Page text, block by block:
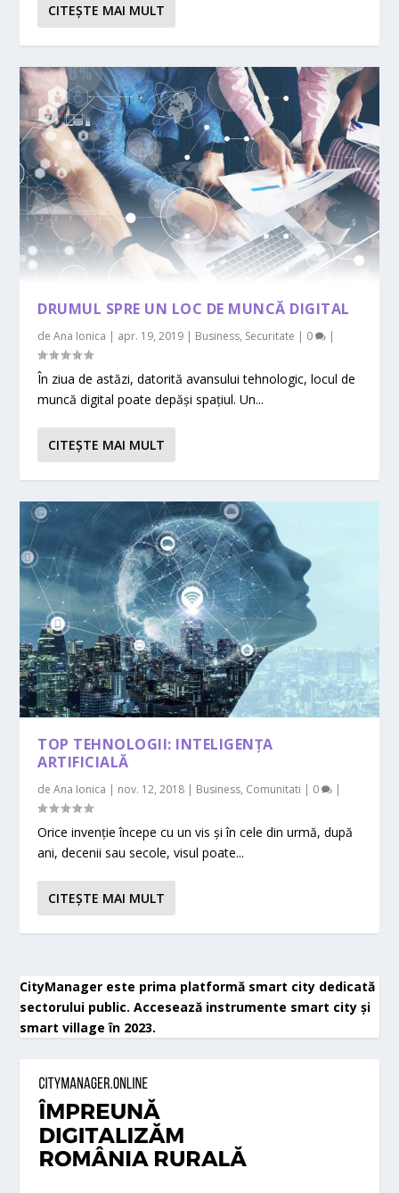
CITEŞTE MAI MULT
DRUMUL SPRE UN LOC DE MUNCĂ DIGITAL
deAna Ionica | apr. 19, 2019 | Business, Securitate | 0 |
În ziua de astăzi, datorită avansului tehnologic, locul de
muncă digital poate depăși spațiul. Un...
CITEŞTE MAI MULT
TOP TEHNOLOGII: INTELIGENȚA
ARTIFICIALĂ
deAna Ionica | nov. 12, 2018 | Business, Comunitati | 0 |
Orice invenție începe cu un vis și în cele din urmă, după
ani, decenii sau secole, visul poate...
CITEŞTE MAI MULT
CityManager este prima platformă smart city dedicată
sectorului public. Accesează instrumente smart city și
smart village în 2023.